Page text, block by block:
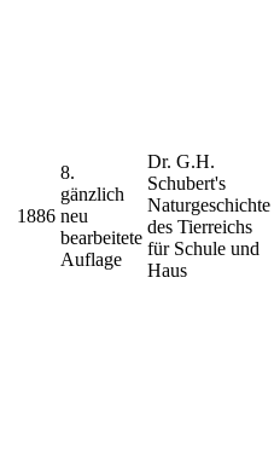
1886
8.
gänzlich
neu
bearbeitete
Auflage
Dr. G.H.
Schubert's
Naturgeschichte
des Tierreichs
für Schule und
Haus